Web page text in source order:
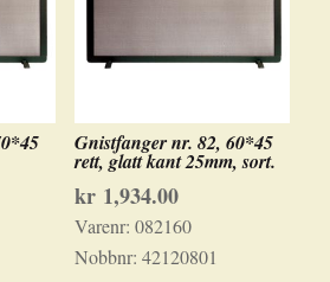
Gnistfanger nr. 82, 60*45
rett, glatt kant 25mm, sort.
kr1,934.00
Varenr: 082160
Nobbnr: 42120801